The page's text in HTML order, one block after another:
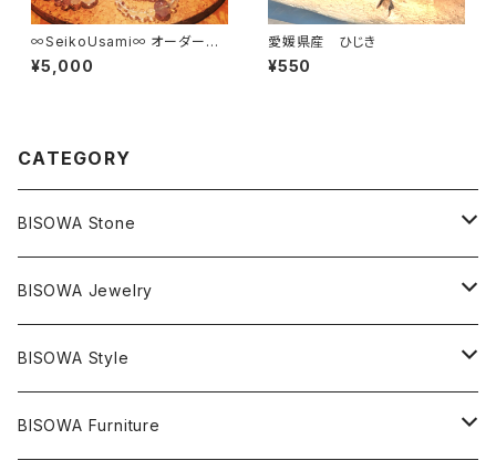
∞SeikoUsami∞ オーダーメ
イドBisowa Jewelry
¥5,000
愛媛県産 ひじき
¥550
CATEGORY
BISOWA Stone
マスタークリスタル / 水晶
エレスチャル
ライトニング
石の種類別
アメジスト
産地別
BISOWA Jewelry
ネックレス／ペンダント
宇佐美聖子
ピアス
BISOWA Style
ONE PIECE
BISOWA Furniture